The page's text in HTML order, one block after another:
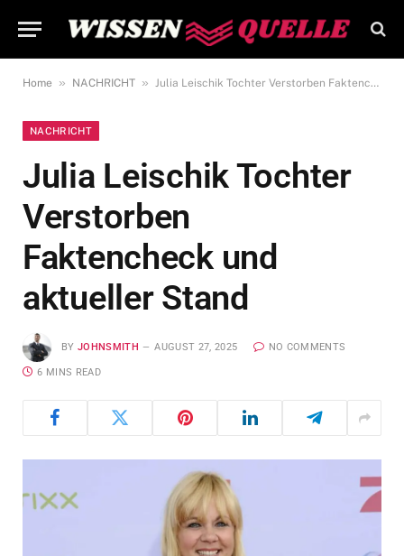
Home » NACHRICHT » Julia Leischik Tochter Verstorben Faktencheck und aktueller Stand
NACHRICHT
Julia Leischik Tochter
Verstorben
Faktencheck und
aktueller Stand
BY JOHNSMITH AUGUST 27, 2025 NO COMMENTS
6 MINS READ